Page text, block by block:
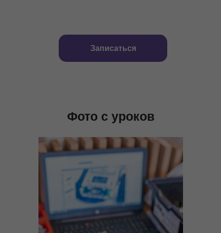
Записаться
Фото с уроков